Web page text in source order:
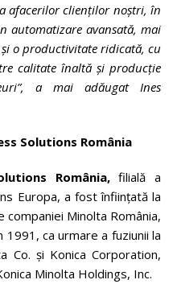
afacerilor clienților noștri, în
automatizare avansată, mai
o productivitate ridicată, cu
calitate înaltă și producție
a mai adăugat Ines
Solutions România
România,filială a
Europa, a fost înfiinţată la
Minolta România,
ca urmare a fuziunii la
Co. şi Konica Corporation,
Minolta Holdings, Inc.